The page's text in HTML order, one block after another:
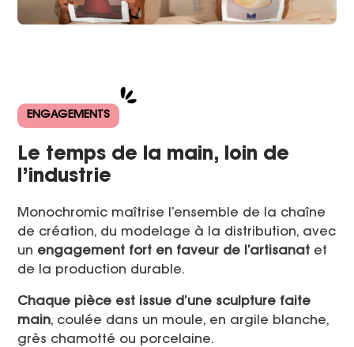
ENGAGEMENTS
Le temps de la main, loin de
l’industrie
Monochromic maîtrise l’ensemble de la chaîne
de création, du modelage à la distribution, avec
un engagement fort en faveur de l’artisanat et
de la production durable.
Chaque pièce est issue d’une sculpture faite
main, coulée dans un moule, en argile blanche,
grès chamotté ou porcelaine.